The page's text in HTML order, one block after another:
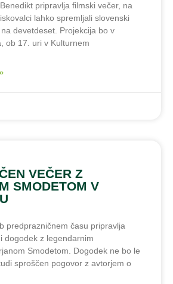
pripravlja filmski večer, na
lahko spremljali slovenski
devetdeset. Projekcija bo v
ob 17. uri v Kulturnem
VEČER Z
SMODETOM V
predprazničnem času pripravlja
dogodek z legendarnim
Smodetom. Dogodek ne bo le
sproščen pogovor z avtorjem o